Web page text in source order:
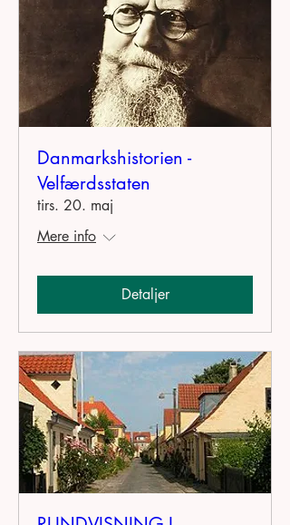
Danmarkshistorien -
Velfærdsstaten
tirs. 20. maj
Mere info
Detaljer